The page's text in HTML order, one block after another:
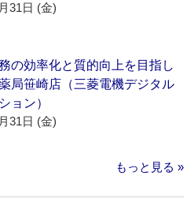
31日 (金)
務の効率化と質的向上を目指し
局笹崎店（三菱電機デジタル
ョン）
31日 (金)
もっと見る »